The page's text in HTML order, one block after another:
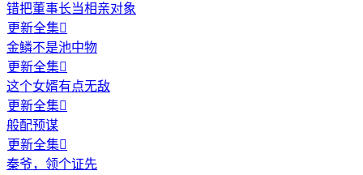
错把董事长当相亲对象
更新全集
金鳞不是池中物
更新全集
这个女婿有点无敌
更新全集
般配预谋
更新全集
秦爷，领个证先